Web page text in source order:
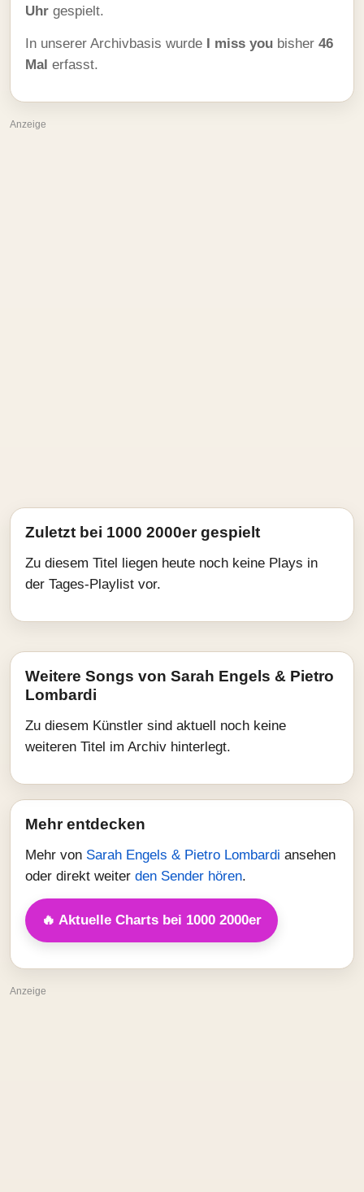
Uhr gespielt.
In unserer Archivbasis wurde I miss you bisher 46
Mal erfasst.
Anzeige
Zuletzt bei 1000 2000er gespielt
Zu diesem Titel liegen heute noch keine Plays in
der Tages-Playlist vor.
Weitere Songs von Sarah Engels & Pietro
Lombardi
Zu diesem Künstler sind aktuell noch keine
weiteren Titel im Archiv hinterlegt.
Mehr entdecken
Mehr von Sarah Engels & Pietro Lombardi ansehen
oder direkt weiter den Sender hören.
🔥 Aktuelle Charts bei 1000 2000er
Anzeige